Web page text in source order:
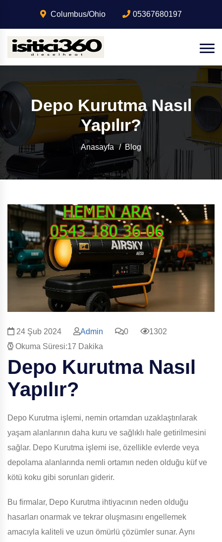
Columbus/Ohio 05367680197
Depo Kurutma Nasıl
Yapılır?
Anasayfa Blog
24 Şub 2024 Admin 0
1302
Okuma Süresi:17 Dakika
Depo Kurutma Nasıl
Yapılır?
Depo Kurutma işlemi, nemin ortamdan uzaklaştırılarak
yaşam alanlarının daha kuru ve sağlıklı hale getirilmesini
sağlar. Depo Kurutma işlemi ise, özellikle evlerde veya
depolama alanlarında nemli ortamın neden olduğu küf ve
kötü koku gibi sorunları giderir.
Bu firmalar, Depo Kurutma ihtiyacının neden olduğu
hasarları onarmak ve tekrar oluşmasını engellemek
amacıyla kaliteli ve uzun ömürlü çözümler sunar. Aynı